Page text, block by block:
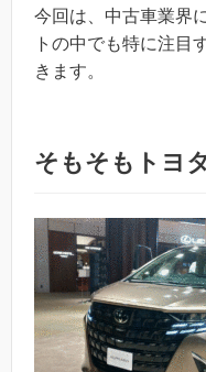
今回は、中古車業界
トの中でも特に注目
きます。
そもそもトヨ